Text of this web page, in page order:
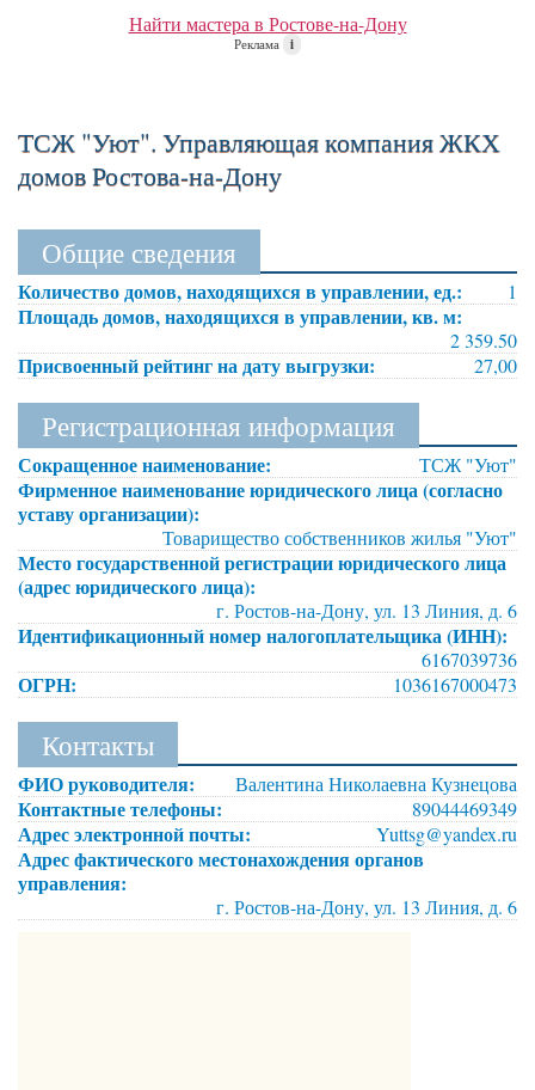
Найти мастера в Ростове-на-Дону
Реклама i
ТСЖ "Уют". Управляющая компания ЖКХ
домов Ростова-на-Дону
Общие сведения
Количество домов, находящихся в управлении, ед.: 1
Площадь домов, находящихся в управлении, кв. м:
2 359.50
Присвоенный рейтинг на дату выгрузки: 27,00
Регистрационная информация
Сокращенное наименование: ТСЖ "Уют"
Фирменное наименование юридического лица (согласно
уставу организации):
Товарищество собственников жилья "Уют"
Место государственной регистрации юридического лица
(адрес юридического лица):
г. Ростов-на-Дону, ул. 13 Линия, д. 6
Идентификационный номер налогоплательщика (ИНН):
6167039736
ОГРН: 1036167000473
Контакты
ФИО руководителя: Валентина Николаевна Кузнецова
Контактные телефоны: 89044469349
Адрес электронной почты: Yuttsg@yandex.ru
Адрес фактического местонахождения органов
управления:
г. Ростов-на-Дону, ул. 13 Линия, д. 6